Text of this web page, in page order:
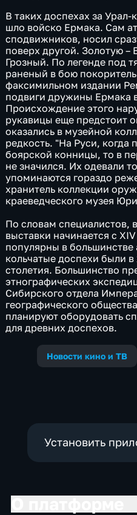
В таких доспехах за
шло войско Ермака. Сам
сподвижников, носил
поверх другой. Золотую –
Грозный. По легенде под
раненый в бою
факсимильном издании
подвиги дружины Ермака
Происхождение этого
рукавицы еще предстоит
оказались в музейной
редкость. "На Руси, когда
боярской конницы, то в
не значился. Их одевали
упоминаются гораздо
хранитель коллекции
краеведческого музея
По словам специалистов,
выставки начинается с
популярны в
кольчатые доспехи были
столетия. Большинство
этнографических
Сибирского отдела
географического
планируют оборудовать
для древних доспехов.
Новости кино и ТВ
Установить